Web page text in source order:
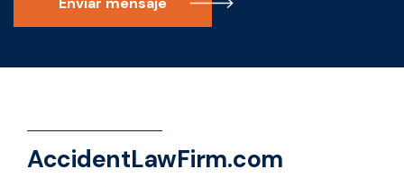
AccidentLawFirm.com